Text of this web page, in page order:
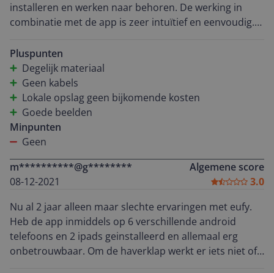
installeren en werken naar behoren. De werking in
combinatie met de app is zeer intuïtief en eenvoudig.
bijkomende kosten.
Pluspunten
Degelijk materiaal
Geen kabels
Lokale opslag geen bijkomende kosten
Goede beelden
Minpunten
Geen
m**********@g********
08-12-2021
Algemene score
3.0
Nu al 2 jaar alleen maar slechte ervaringen met eufy.
Heb de app inmiddels op 6 verschillende android
telefoons en 2 ipads geinstalleerd en allemaal erg
onbetrouwbaar. Om de haverklap werkt er iets niet of